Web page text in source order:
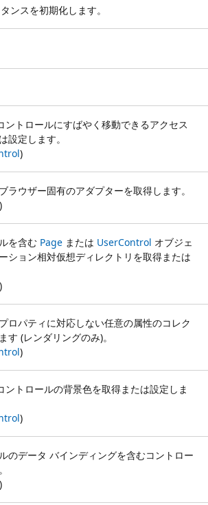
ンスを初期化します。
ントロールにすばやく移動できるアクセス
設定します。
)
ラウザー固有のアダプターを取得します。
)
を含む Page または UserControl オブジェ
ション相対仮想ディレクトリを取得または
)
ロパティに対応しない任意の属性のコレク
す (レンダリングのみ)。
)
ントロールの背景色を取得または設定しま
)
のデータ バインディングを含むコントロー
)